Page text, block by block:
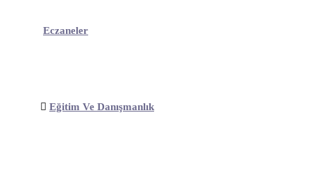
Eczaneler
Eğitim Ve Danışmanlık